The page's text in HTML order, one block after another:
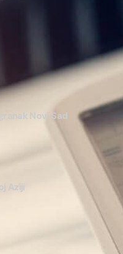
Novi Sad
Aziji